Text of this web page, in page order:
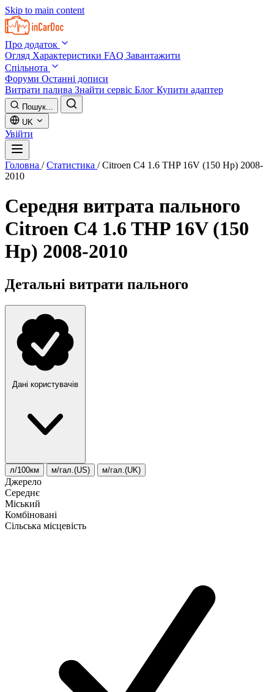
Skip to main content
Про додаток
Огляд Характеристики FAQ Завантажити
Спільнота
Форуми Останні дописи
Витрати палива Знайти сервіс Блог Купити адаптер
Пошук...
UK
Увійти
Головна / Статистика / Citroen C4 1.6 THP 16V (150 Hp) 2008-
2010
Середня витрата пального
Citroen C4 1.6 THP 16V (150
Hp) 2008-2010
Детальні витрати пального
Дані користувачів
л/100км м/гал.(US) м/гал.(UK)
Джерело
Середнє
Міський
Комбіновані
Сільська місцевість